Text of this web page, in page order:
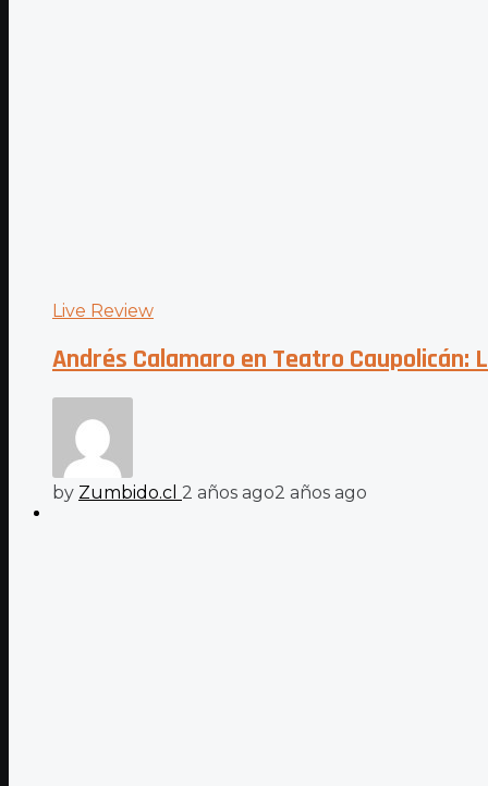
Live Review
Andrés Calamaro en Teatro
by Zumbido.cl 2 años ago2 años ago